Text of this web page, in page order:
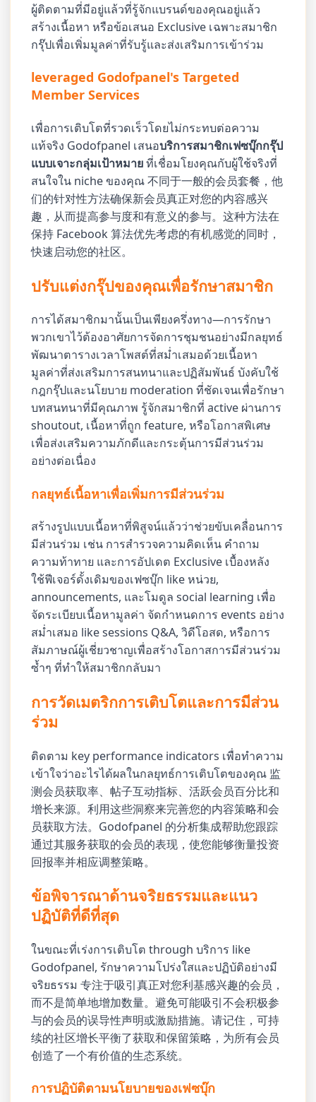
ผู้ติดตามที่มีอยู่แล้วที่รู้จักแบรนด์ของคุณอยู่แล้ว
สร้างเนื้อหา หรือข้อเสนอ Exclusive เฉพาะสมาชิก
กรุ๊ปเพื่อเพิ่มมูลค่าที่รับรู้และส่งเสริมการเข้าร่วม
leveraged Godofpanel's Targeted
Member Services
เพื่อการเติบโตที่รวดเร็วโดยไม่กระทบต่อความ
แท้จริง Godofpanel เสนอบริการสมาชิกเฟซบุ๊กกรุ๊ป
แบบเจาะกลุ่มเป้าหมายที่เชื่อมโยงคุณกับผู้ใช้จริงที่
สนใจใน niche ของคุณ 不同于一般的会员套餐，他
们的针对性方法确保新会员真正对您的内容感兴
趣，从而提高参与度和有意义的参与。这种方法在
保持 Facebook 算法优先考虑的有机感觉的同时，
快速启动您的社区。
ปรับแต่งกรุ๊ปของคุณเพื่อรักษาสมาชิก
การได้สมาชิกมานั้นเป็นเพียงครึ่งทาง—การรักษา
พวกเขาไว้ต้องอาศัยการจัดการชุมชนอย่างมีกลยุทธ์
พัฒนาตารางเวลาโพสต์ที่สม่ำเสมอด้วยเนื้อหา
มูลค่าที่ส่งเสริมการสนทนาและปฏิสัมพันธ์ บังคับใช้
กฎกรุ๊ปและนโยบาย moderation ที่ชัดเจนเพื่อรักษา
บทสนทนาที่มีคุณภาพ รู้จักสมาชิกที่ active ผ่านการ
shoutout, เนื้อหาที่ถูก feature, หรือโอกาสพิเศษ
เพื่อส่งเสริมความภักดีและกระตุ้นการมีส่วนร่วม
อย่างต่อเนื่อง
กลยุทธ์เนื้อหาเพื่อเพิ่มการมีส่วนร่วม
สร้างรูปแบบเนื้อหาที่พิสูจน์แล้วว่าช่วยขับเคลื่อนการ
มีส่วนร่วม เช่น การสำรวจความคิดเห็น คำถาม
ความท้าทาย และการอัปเดต Exclusive เบื้องหลัง
ใช้ฟีเจอร์ดั้งเดิมของเฟซบุ๊ก like หน่วย,
announcements, และโมดูล social learning เพื่อ
จัดระเบียบเนื้อหามูลค่า จัดกำหนดการ events อย่าง
สม่ำเสมอ like sessions Q&A, วิดีโอสด, หรือการ
สัมภาษณ์ผู้เชี่ยวชาญเพื่อสร้างโอกาสการมีส่วนร่วม
ซ้ำๆ ที่ทำให้สมาชิกกลับมา
การวัดเมตริกการเติบโตและการมีส่วน
ร่วม
ติดตาม key performance indicators เพื่อทำความ
เข้าใจว่าอะไรได้ผลในกลยุทธ์การเติบโตของคุณ 监
测会员获取率、帖子互动指标、活跃会员百分比和
增长来源。利用这些洞察来完善您的内容策略和会
员获取方法。Godofpanel 的分析集成帮助您跟踪
通过其服务获取的会员的表现，使您能够衡量投资
回报率并相应调整策略。
ข้อพิจารณาด้านจริยธรรมและแนว
ปฏิบัติที่ดีที่สุด
ในขณะที่เร่งการเติบโต through บริการ like
Godofpanel, รักษาความโปร่งใสและปฏิบัติอย่างมี
จริยธรรม 专注于吸引真正对您利基感兴趣的会员，
而不是简单地增加数量。避免可能吸引不会积极参
与的会员的误导性声明或激励措施。请记住，可持
续的社区增长平衡了获取和保留策略，为所有会员
创造了一个有价值的生态系统。
การปฏิบัติตามนโยบายของเฟซบุ๊ก